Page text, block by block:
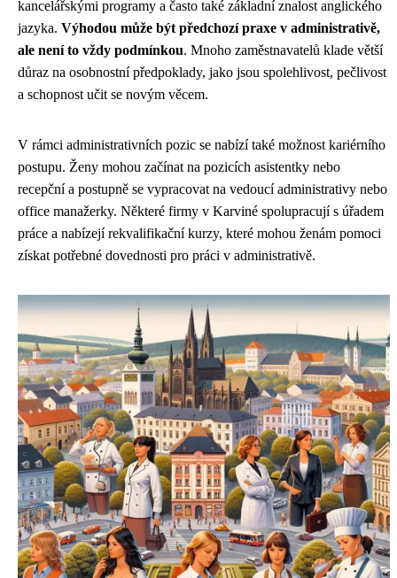
kancelářskými programy a často také základní znalost anglického
jazyka. Výhodou může být předchozí praxe v administrativě,
ale není to vždy podmínkou. Mnoho zaměstnavatelů klade větší
důraz na osobnostní předpoklady, jako jsou spolehlivost, pečlivost
a schopnost učit se novým věcem.
V rámci administrativních pozic se nabízí také možnost kariérního
postupu. Ženy mohou začínat na pozicích asistentky nebo
recepční a postupně se vypracovat na vedoucí administrativy nebo
office manažerky. Některé firmy v Karviné spolupracují s úřadem
práce a nabízejí rekvalifikační kurzy, které mohou ženám pomoci
získat potřebné dovednosti pro práci v administrativě.